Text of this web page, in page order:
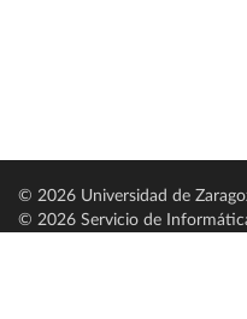
© 2026 Universidad de
© 2026 Servicio de